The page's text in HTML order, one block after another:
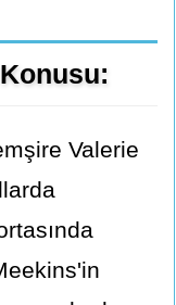
Valerie